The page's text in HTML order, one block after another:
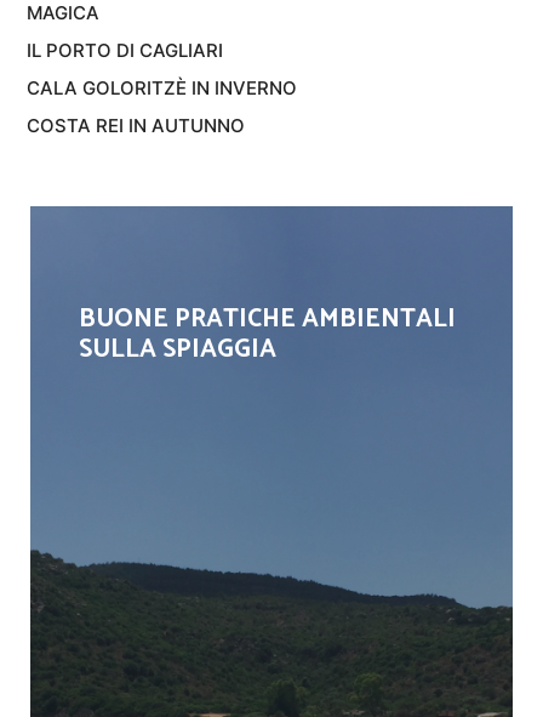
MAGICA
IL PORTO DI CAGLIARI
CALA GOLORITZÈ IN INVERNO
COSTA REI IN AUTUNNO
BUONE PRATICHE AMBIENTALI
SULLA SPIAGGIA